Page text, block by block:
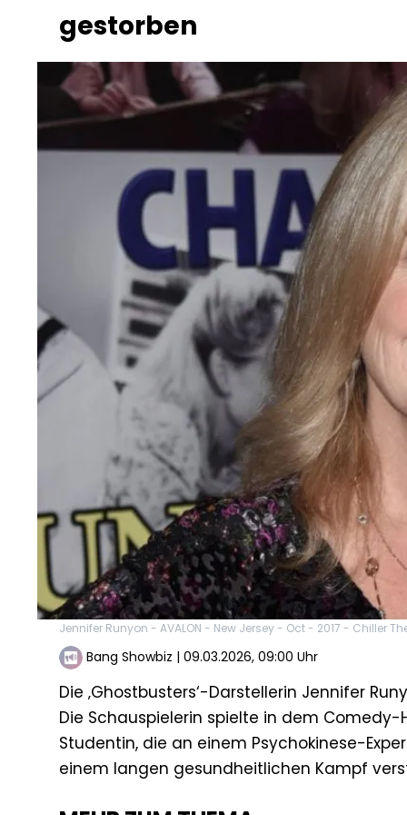
gestorben
Jennifer Runyon - AVALON - New Jersey - Oct - 2017 - Chiller
Bang Showbiz | 09.03.2026, 09:00 Uhr
Die ‚Ghostbusters‘-Darstellerin Jennifer
Die Schauspielerin spielte in dem Comedy-
Studentin, die an einem Psychokinese-
einem langen gesundheitlichen Kampf